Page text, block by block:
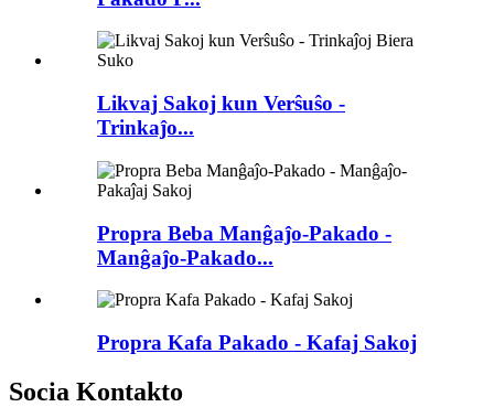
Likvaj Sakoj kun Verŝuŝo -
Trinkaĵo...
Propra Beba Manĝaĵo-Pakado -
Manĝaĵo-Pakado...
Propra Kafa Pakado - Kafaj Sakoj
Socia Kontakto